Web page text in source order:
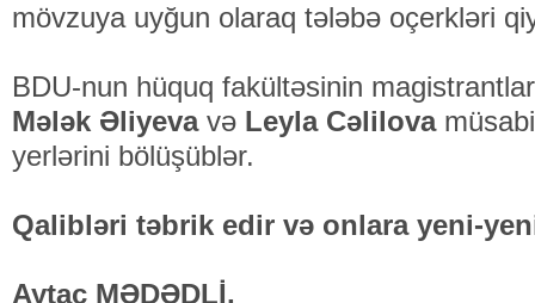
mövzuya uyğun olaraq tələbə oçerkləri
BDU-nun hüquq fakültəsinin
Mələk Əliyevavə Leyla Cəlilova
yerlərini bölüşüblər.
Qalibləri təbrik edir və onlara yeni-
Aytac MƏDƏDLİ,